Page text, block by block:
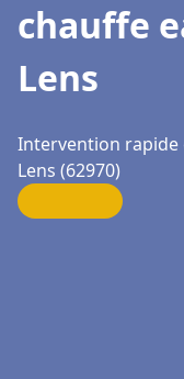
chauffe
Lens
Intervention rapide
Lens (62970)